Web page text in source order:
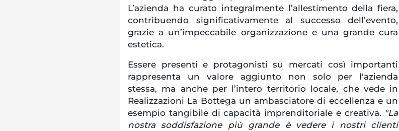
L’azienda ha curato integralmente l’allestimento della fiera,
contribuendo significativamente al successo dell’evento,
grazie a un’impeccabile organizzazione e una grande cura
estetica.
Essere presenti e protagonisti su mercati così importanti
rappresenta un valore aggiunto non solo per l'azienda
stessa, ma anche per l’intero territorio locale, che vede in
Realizzazioni La Bottega un ambasciatore di eccellenza e un
esempio tangibile di capacità imprenditoriale e creativa. "La
nostra soddisfazione più grande è vedere i nostri clienti